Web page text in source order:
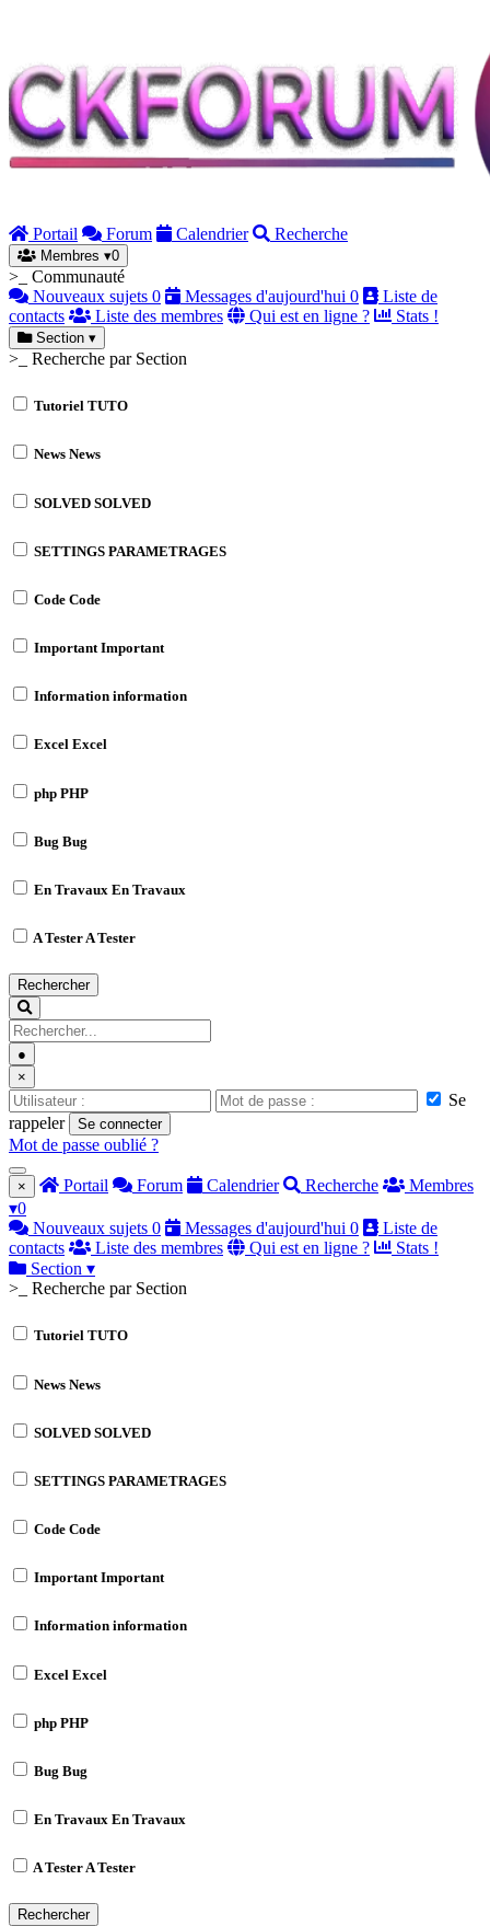
Portail Forum Calendrier Recherche
Membres ▾0
>_ Communauté
Nouveaux sujets 0 Messages d'aujourd'hui 0
Liste de
contacts
Liste des membres Qui est en ligne ? Stats !
Section ▾
>_ Recherche par Section
Tutoriel TUTO
News News
SOLVED SOLVED
SETTINGS PARAMETRAGES
Code Code
ImportantImportant
Information information
Excel Excel
php PHP
Bug Bug
En Travaux En Travaux
A TesterA Tester
Rechercher
●
×
Se
rappeler
Se connecter
Mot de passe oublié ?
× Portail Forum Calendrier Recherche
Membres
▾0
Nouveaux sujets 0 Messages d'aujourd'hui 0
Liste de
contacts
Liste des membres Qui est en ligne ?
Stats !
Section ▾
>_ Recherche par Section
Tutoriel TUTO
News News
SOLVED SOLVED
SETTINGS PARAMETRAGES
Code Code
ImportantImportant
Information information
Excel Excel
php PHP
Bug Bug
En Travaux En Travaux
A TesterA Tester
Rechercher